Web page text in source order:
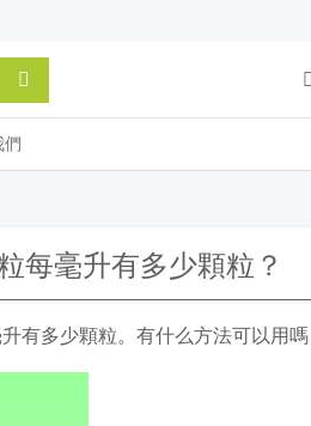
們
每毫升有多少顆粒？
有多少顆粒。有什么方法可以用嗎